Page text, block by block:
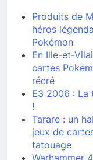
Produits de
héros
Pokémon
En Ille-et-
cartes
récré
E3 2006 : La
!
Tarare : un
jeux de
tatouage
Warhammer